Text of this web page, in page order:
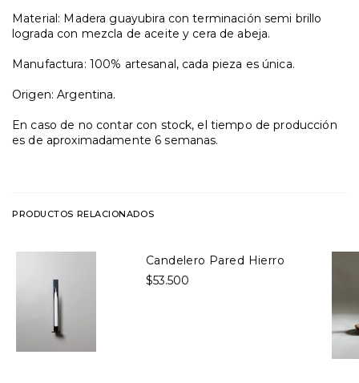
Material: Madera guayubira con terminación semi brillo
lograda con mezcla de aceite y cera de abeja.
Manufactura: 100% artesanal, cada pieza es única.
Origen: Argentina.
En caso de no contar con stock, el tiempo de producción
es de aproximadamente 6 semanas.
PRODUCTOS RELACIONADOS
Candelero Pared Hierro
$53.500